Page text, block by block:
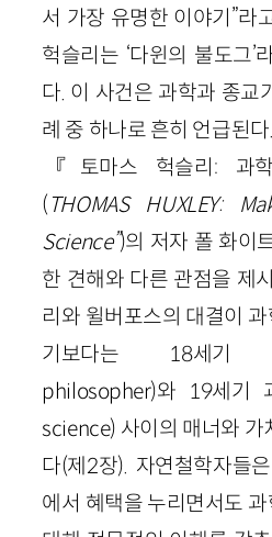
서 가장 유명한 이야기”라
헉슬리는 ‘다윈의 불도그’
다. 이 사건은 과학과 종교
례 중 하나로 흔히 언급된다.
『토마스 헉슬리: 과
( THOMAS HUXLEY:
Science”)의 저자 폴 화이
한 견해와 다른 관점을 제
리와 윌버포스의 대결이
기보다는 18세기 자
philosopher)와 19세기
science) 사이의 매너와 가
다(제2장). 자연철학자들
에서 혜택을 누리면서도